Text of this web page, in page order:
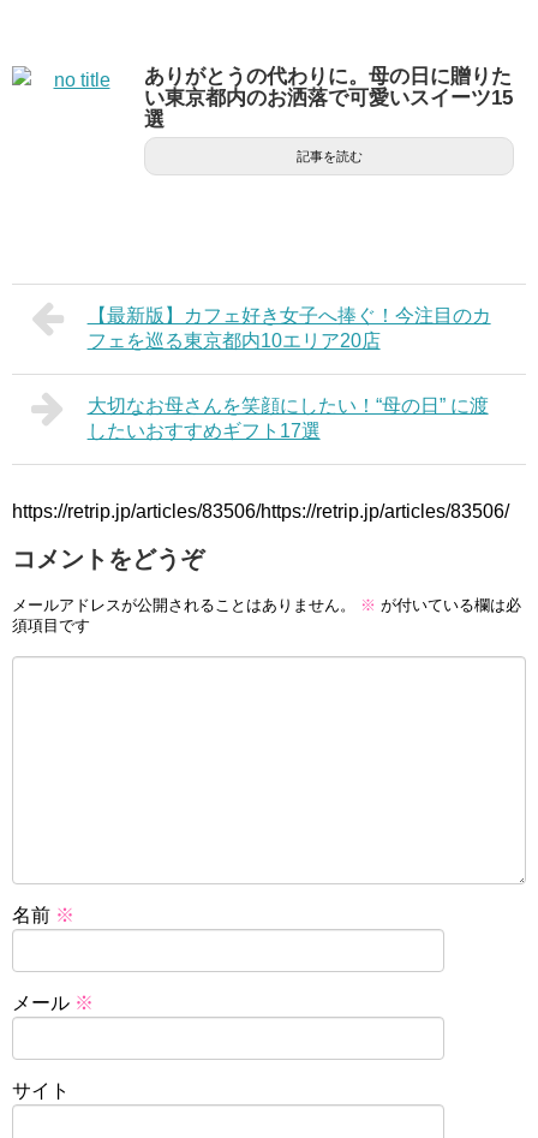
ありがとうの代わりに。母の日に贈りた
い東京都内のお洒落で可愛いスイーツ15
選
記事を読む
【最新版】カフェ好き女子へ捧ぐ！今注目のカ
フェを巡る東京都内10エリア20店
大切なお母さんを笑顔にしたい！“母の日” に渡
したいおすすめギフト17選
https://retrip.jp/articles/83506/https://retrip.jp/articles/83506/
コメントをどうぞ
メールアドレスが公開されることはありません。 ※ が付いている欄は必
須項目です
名前 ※
メール ※
サイト